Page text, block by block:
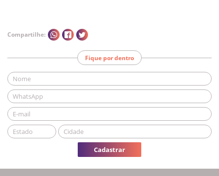
Compartilhe:
Fique por dentro
Cadastrar